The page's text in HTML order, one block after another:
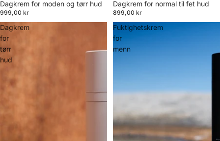
Dagkrem for moden og tørr hud
999,00 kr
Dagkrem for normal til fet hud
899,00 kr
Dagkrem
for
tørr
hud
Fuktighetskrem
for
menn